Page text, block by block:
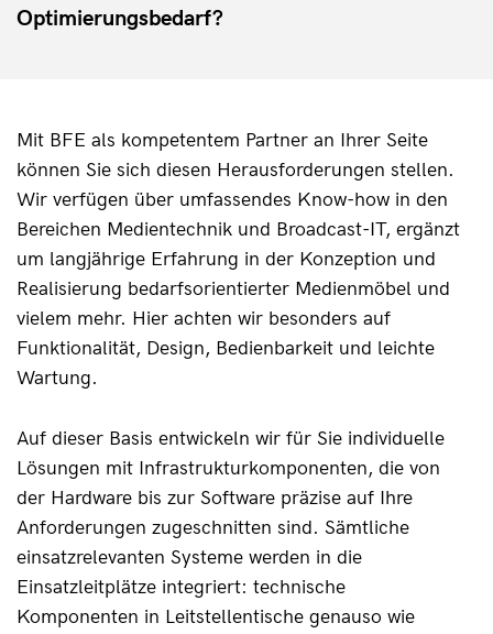
Optimierungsbedarf?
Mit BFE als kompetentem Partner an Ihrer Seite
können Sie sich diesen Herausforderungen stellen.
Wir verfügen über umfassendes Know-how in den
Bereichen Medientechnik und Broadcast-IT, ergänzt
um langjährige Erfahrung in der Konzeption und
Realisierung bedarfsorientierter Medienmöbel und
vielem mehr. Hier achten wir besonders auf
Funktionalität, Design, Bedienbarkeit und leichte
Wartung.
Auf dieser Basis entwickeln wir für Sie individuelle
Lösungen mit Infrastrukturkomponenten, die von
der Hardware bis zur Software präzise auf Ihre
Anforderungen zugeschnitten sind. Sämtliche
einsatzrelevanten Systeme werden in die
Einsatzleitplätze integriert: technische
Komponenten in Leitstellentische genauso wie